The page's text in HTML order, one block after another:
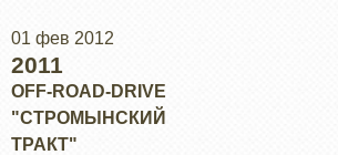
01 фев 2012
2011
OFF-ROAD-DRIVE
"СТРОМЫНСКИЙ
ТРАКТ"